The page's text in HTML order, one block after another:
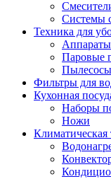
Системы
Техника для
Паровые
Пылесосы
Фильтры для
Кухонная
Наборы
Ножи
Климатическая